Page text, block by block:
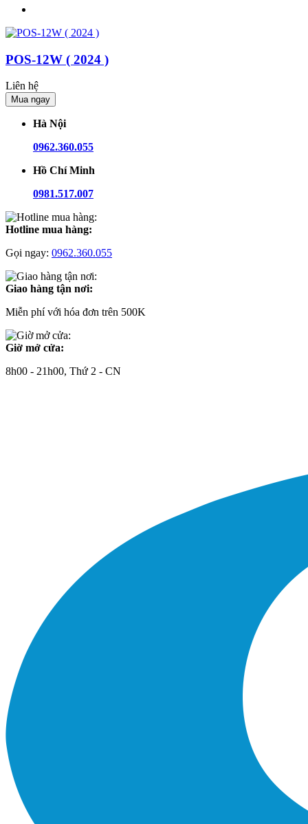
POS-12W ( 2024 )
Liên hệ
Mua ngay
Hà Nội
0962.360.055
Hồ Chí Minh
0981.517.007
Hotline mua hàng:
Gọi ngay: 0962.360.055
Giao hàng tận nơi:
Miễn phí với hóa đơn trên 500K
Giờ mở cửa:
8h00 - 21h00, Thứ 2 - CN